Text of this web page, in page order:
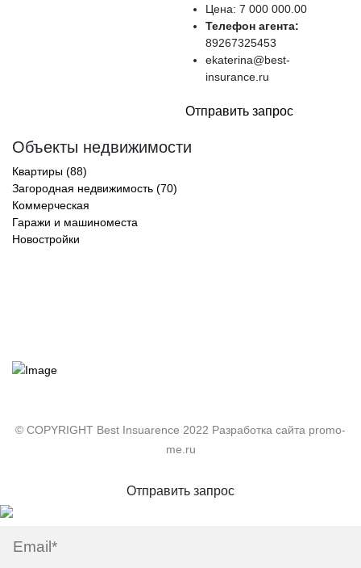
Цена: 7 000 000.00
Телефон агента:
89267325453
ekaterina@best-
insurance.ru
Отправить запрос
Объекты недвижимости
Квартиры (88)
Загородная недвижимость (70)
Коммерческая
Гаражи и машиноместа
Новостройки
© COPYRIGHT Best Insuarence 2022 Разработка сайта promo-
me.ru
Отправить запрос